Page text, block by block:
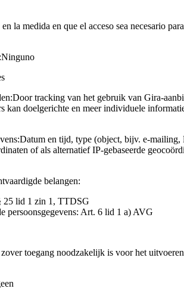
la medida en que el acceso sea necesario
Ninguno
Door tracking van het gebruik van Gira-
kan doelgerichte en meer individuele
Datum en tijd, type (object, bijv. e-
of als alternatief IP-gebaseerde
belangen:
25 lid 1 zin 1, TTDSG
persoonsgegevens: Art. 6 lid 1 a) AVG
toegang noodzakelijk is voor het